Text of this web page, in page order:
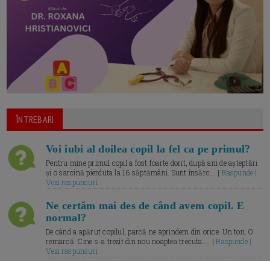
ÎNTREBARI
Voi iubi al doilea copil la fel ca pe primul?
Pentru mine primul copil a fost foarte dorit, după ani de așteptări
și o sarcină pierduta la 16 săptămâni. Sunt însărc... | Raspunde |
Vezi raspunsuri
Ne certăm mai des de când avem copil. E
normal?
De când a apărut copilul, parcă ne aprindem din orice. Un ton. O
remarcă. Cine s-a trezit din nou noaptea trecuta.... |Raspunde |
Vezi raspunsuri